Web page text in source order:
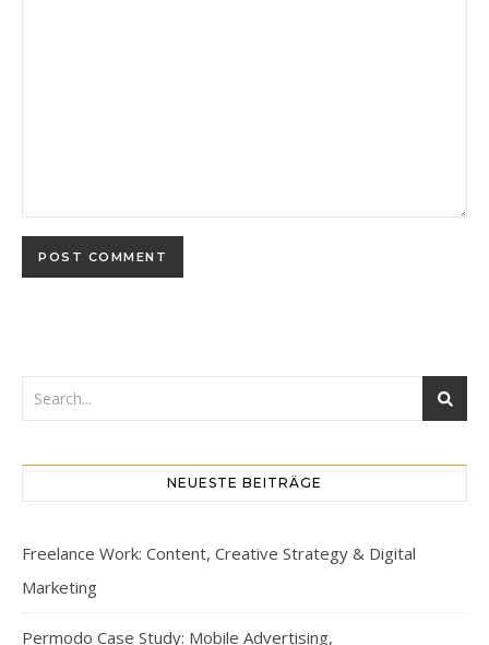
NEUESTE BEITRÄGE
Freelance Work: Content, Creative Strategy & Digital
Marketing
Permodo Case Study: Mobile Advertising,